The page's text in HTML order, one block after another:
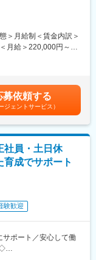
を命じた場合は出向先
。限られたスペース
や高性能化に貢献し
動
土
スキルを習得可能
業務状況による）
＞月給制＜賃金内訳＞
月給＞220,000円～
超過勤務手当、こども
、選考を通じて上下
当を含めた表記です。
募依頼する
ジェントサービス）
社員・土日休
成でサポート
験歓迎
ポート／安心して働